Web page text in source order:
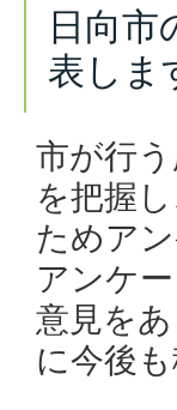
日向
表しま
市が行
を把握
ためア
アンケ
意見を
に今後